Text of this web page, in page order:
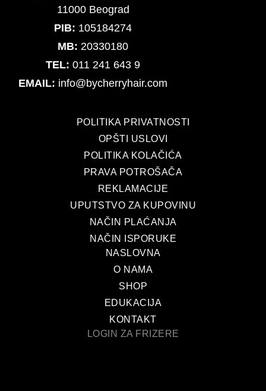
11000 Beograd
PIB: 105184274
MB: 20330180
TEL: 011 241 643 9
EMAIL: info@bycherryhair.com
POLITIKA PRIVATNOSTI
OPŠTI USLOVI
POLITIKA KOLAČIĆA
PRAVA POTROŠAČA
REKLAMACIJE
UPUTSTVO ZA KUPOVINU
NAČIN PLAĆANJA
NAČIN ISPORUKE
NASLOVNA
O NAMA
SHOP
EDUKACIJA
KONTAKT
LOGIN ZA FRIZERE